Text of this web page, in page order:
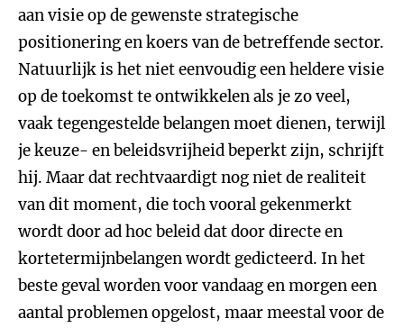
aan visie op de gewenste strategische
positionering en koers van de betreffende sector.
Natuurlijk is het niet eenvoudig een heldere visie
op de toekomst te ontwikkelen als je zo veel,
vaak tegengestelde belangen moet dienen, terwijl
je keuze- en beleidsvrijheid beperkt zijn, schrijft
hij. Maar dat rechtvaardigt nog niet de realiteit
van dit moment, die toch vooral gekenmerkt
wordt door ad hoc beleid dat door directe en
kortetermijnbelangen wordt gedicteerd. In het
beste geval worden voor vandaag en morgen een
aantal problemen opgelost, maar meestal voor de